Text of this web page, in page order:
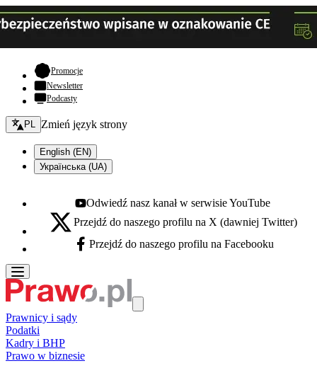
Promocje- otwiera się w nowej karcie
Newsletter
Podcasty
Zmień język - bieżący:
PL Zmień język strony
English (EN)
Українська (UA)
Youtube - otwiera się w nowej karcie
Odwiedź nasz kanał w serwisie YouTube
X - otwiera się w nowej karcie
Przejdź do naszego profilu na X (dawniej Twitter)
Facebook - otwiera się w nowej karcie
Przejdź do naszego profilu na Facebooku
Prawnicy i sądy
Podatki
Kadry i BHP
Prawo w biznesie